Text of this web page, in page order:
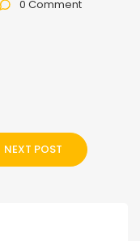
0 Comment
NEXT POST